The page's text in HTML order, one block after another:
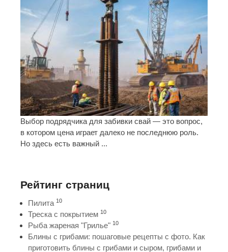
Выбор подрядчика для забивки свай — это вопрос,
в котором цена играет далеко не последнюю роль.
Но здесь есть важный ...
Рейтинг страниц
Пилита 10
Треска с покрытием 10
Рыба жареная "Грилье" 10
Блины с грибами: пошаговые рецепты с фото. Как
приготовить блины с грибами и сыром, грибами и